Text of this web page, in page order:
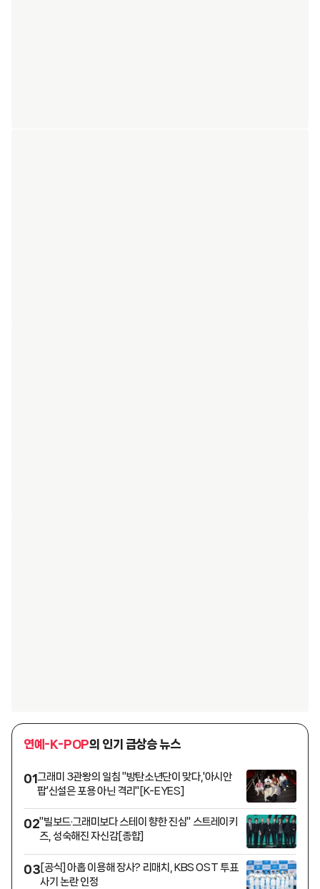
연예-K-POP의 인기 급상승 뉴스
01그래미 3관왕의 일침 "방탄소년단이 맞다,'아시안
팝'신설은 포용 아닌 격리"[K-EYES]
02"빌보드·그래미보다 스테이 향한 진심" 스트레이키
즈, 성숙해진 자신감[종합]
03[공식] 아홉 이용해 장사? 리매치, KBS OST 투표
사기 논란 인정